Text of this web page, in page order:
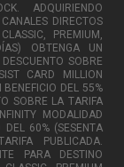
ADQUIRIENDO
DIRECTOS
PREMIUM,
OBTENGA UN
SOBRE
CARD MILLION
DEL 55%
SOBRE LA TARIFA
MODALIDAD
DEL 60% (SESENTA
PUBLICADA.
PARA DESTINO